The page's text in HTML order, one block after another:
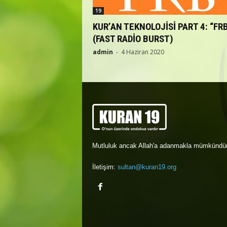
19
KUR’AN TEKNOLOJİSİ PART 4:
(FAST RADİO BURST)
admin - 4 Haziran 2020
Mutluluk ancak Allah'a adanmakla
İletişim: sultan@kuran19.org